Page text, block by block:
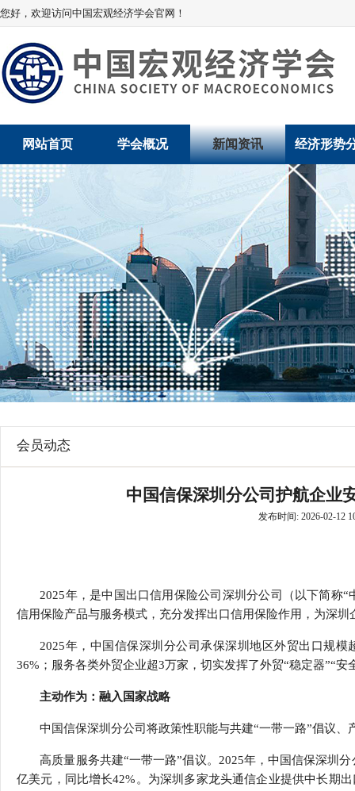
您好，欢迎访问中国宏观经济学会官网！
网站首页 学会概况
学术委员会
学会领导
组织机构
法律顾问
学会章程
新闻资讯
党建动态
学会动态
会员动态
地方动态
经济形势
经济数据
数说经济
经济运行与
产业发展
创新高技术
行
贸易与流
会员动态
中国信保深圳分公司护航企业
发布时间: 2026-02-12
2025年，是中国出口信用保险公司深圳分公司（以下简称
信用保险产品与服务模式，充分发挥出口信用保险作用，为深
2025年，中国信保深圳分公司承保深圳地区外贸出口规
36%；服务各类外贸企业超3万家，切实发挥了外贸“稳定器”“安
主动作为：融入国家战略
中国信保深圳分公司将政策性职能与共建“一带一路”倡议
高质量服务共建“一带一路”倡议。2025年，中国信保深圳
亿美元，同比增长42%。为深圳多家龙头通信企业提供中长期